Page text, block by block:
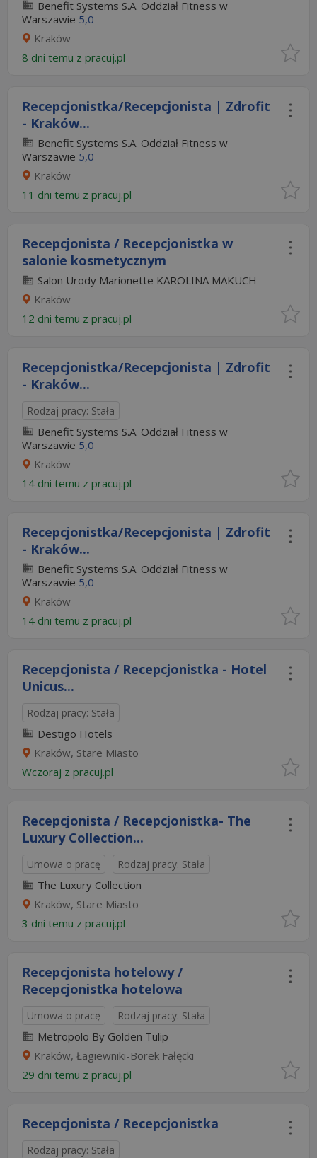
Benefit Systems S.A. Oddział Fitness w
Warszawie 5,0
Kraków
8 dni temu z pracuj.pl
Recepcjonistka/Recepcjonista | Zdrofit
- Kraków...
Benefit Systems S.A. Oddział Fitness w
Warszawie 5,0
Kraków
11 dni temu z pracuj.pl
Recepcjonista / Recepcjonistka w
salonie kosmetycznym
Salon Urody Marionette KAROLINA MAKUCH
Kraków
12 dni temu z pracuj.pl
Recepcjonistka/Recepcjonista | Zdrofit
- Kraków...
Rodzaj pracy: Stała
Benefit Systems S.A. Oddział Fitness w
Warszawie 5,0
Kraków
14 dni temu z pracuj.pl
Recepcjonistka/Recepcjonista | Zdrofit
- Kraków...
Benefit Systems S.A. Oddział Fitness w
Warszawie 5,0
Kraków
14 dni temu z pracuj.pl
Recepcjonista / Recepcjonistka - Hotel
Unicus...
Rodzaj pracy: Stała
Destigo Hotels
Kraków, Stare Miasto
Wczoraj z pracuj.pl
Recepcjonista / Recepcjonistka- The
Luxury Collection...
Umowa o pracę Rodzaj pracy: Stała
The Luxury Collection
Kraków, Stare Miasto
3 dni temu z pracuj.pl
Recepcjonista hotelowy /
Recepcjonistka hotelowa
Umowa o pracę Rodzaj pracy: Stała
Metropolo By Golden Tulip
Kraków, Łagiewniki-Borek Fałęcki
29 dni temu z pracuj.pl
Recepcjonista / Recepcjonistka
Rodzaj pracy: Stała